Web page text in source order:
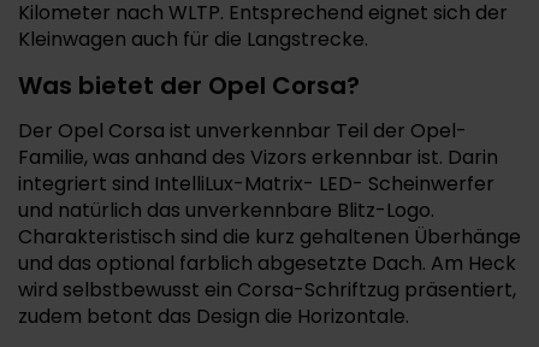
Kilometer nach WLTP. Entsprechend eignet sich der
Kleinwagen auch für die Langstrecke.
Was bietet der Opel Corsa?
Der Opel Corsa ist unverkennbar Teil der Opel-
Familie, was anhand des Vizors erkennbar ist. Darin
integriert sind IntelliLux-Matrix- LED- Scheinwerfer
und natürlich das unverkennbare Blitz-Logo.
Charakteristisch sind die kurz gehaltenen Überhänge
und das optional farblich abgesetzte Dach. Am Heck
wird selbstbewusst ein Corsa-Schriftzug präsentiert,
zudem betont das Design die Horizontale.